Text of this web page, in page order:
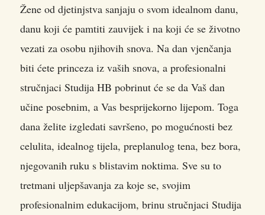
Žene od djetinjstva sanjaju o svom idealnom danu,
danu koji će pamtiti zauvijek i na koji će se životno
vezati za osobu njihovih snova. Na dan vjenčanja
biti ćete princeza iz vaših snova, a profesionalni
stručnjaci Studija HB pobrinut će se da Vaš dan
učine posebnim, a Vas besprijekorno lijepom. Toga
dana želite izgledati savršeno, po mogućnosti bez
celulita, idealnog tijela, preplanulog tena, bez bora,
njegovanih ruku s blistavim noktima. Sve su to
tretmani uljepšavanja za koje se, svojim
profesionalnim edukacijom, brinu stručnjaci Studija